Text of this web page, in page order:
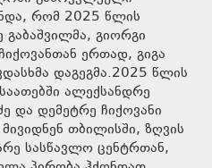
რომ 2025 წლის
გაბაშვილმა, გიორგი
ერთად, გიგა
დაგეგმა.2025 წლის
ალექსანდრე
და დემეტრე ჩიქოვანი
თბილისში, ზღვის
სასწავლო ცენტრთან,